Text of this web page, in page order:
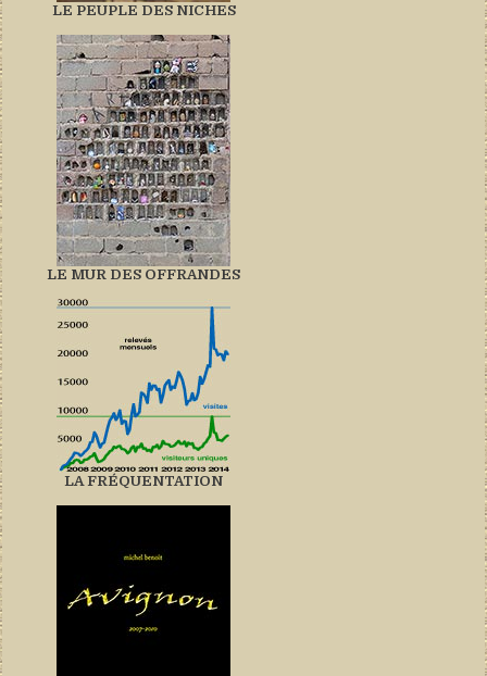
LE PEUPLE DES NICHES
LE MUR DES OFFRANDES
LA FRÉQUENTATION